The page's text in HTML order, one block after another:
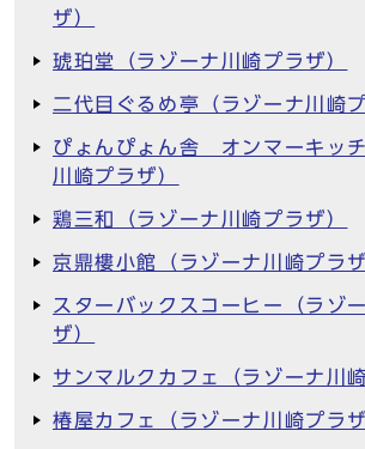
ザ）
琥珀堂（ラゾーナ川崎プラザ）
二代目ぐるめ亭（ラゾーナ川崎プ
ぴょんぴょん舎 オンマーキッ
川崎プラザ）
鶏三和（ラゾーナ川崎プラザ）
京鼎樓小館（ラゾーナ川崎プラザ
スターバックスコーヒー（ラゾ
ザ）
サンマルクカフェ（ラゾーナ川
椿屋カフェ（ラゾーナ川崎プラザ